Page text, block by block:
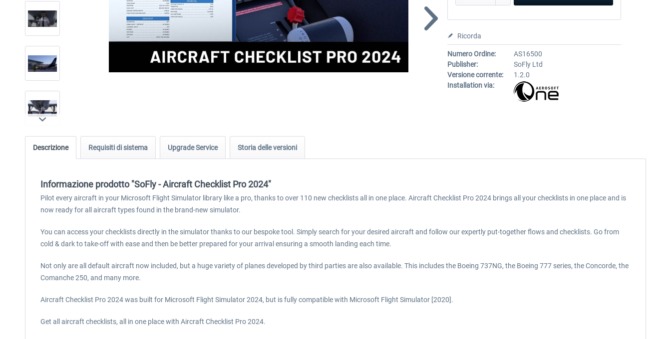
Ricorda
Numero Ordine:
AS16500
Publisher:
SoFly Ltd
Versione corrente:
1.2.0
Installation via:
Descrizione Requisiti di sistema Upgrade Service Storia delle versioni
Informazione prodotto "SoFly - Aircraft Checklist Pro 2024"
Pilot every aircraft in your Microsoft Flight Simulator library like a pro, thanks to over 110 new checklists all in one place. Aircraft Checklist Pro 2024 brings all your checklists in one place and is
now ready for all aircraft types found in the brand-new simulator.
You can access your checklists directly in the simulator thanks to our bespoke tool. Simply search for your desired aircraft and follow our expertly put-together flows and checklists. Go from
cold & dark to take-off with ease and then be better prepared for your arrival ensuring a smooth landing each time.
Not only are all default aircraft now included, but a huge variety of planes developed by third parties are also available. This includes the Boeing 737NG, the Boeing 777 series, the Concorde, the
Comanche 250, and many more.
Aircraft Checklist Pro 2024 was built for Microsoft Flight Simulator 2024, but is fully compatible with Microsoft Flight Simulator [2020].
Get all aircraft checklists, all in one place with Aircraft Checklist Pro 2024.